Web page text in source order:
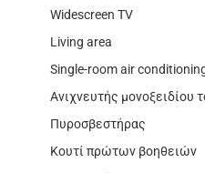
Widescreen TV
Living area
Single-room air
Ανιχνευτής μονοξειδίου
Πυροσβεστήρας
Κουτί πρώτων βοηθειών